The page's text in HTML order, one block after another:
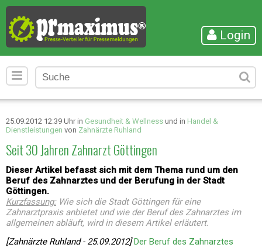
Login
25.09.2012 12:39 Uhr in Gesundheit & Wellness und in Handel &
Dienstleistungen von Zahnärzte Ruhland
Seit 30 Jahren Zahnarzt Göttingen
Dieser Artikel befasst sich mit dem Thema rund um den
Beruf des Zahnarztes und der Berufung in der Stadt
Göttingen.
Kurzfassung:Wie sich die Stadt Göttingen für eine
Zahnarztpraxis anbietet und wie der Beruf des Zahnarztes im
allgemeinen abläuft, wird in diesem Artikel erläutert.
[Zahnärzte Ruhland - 25.09.2012] Der Beruf des Zahnarztes